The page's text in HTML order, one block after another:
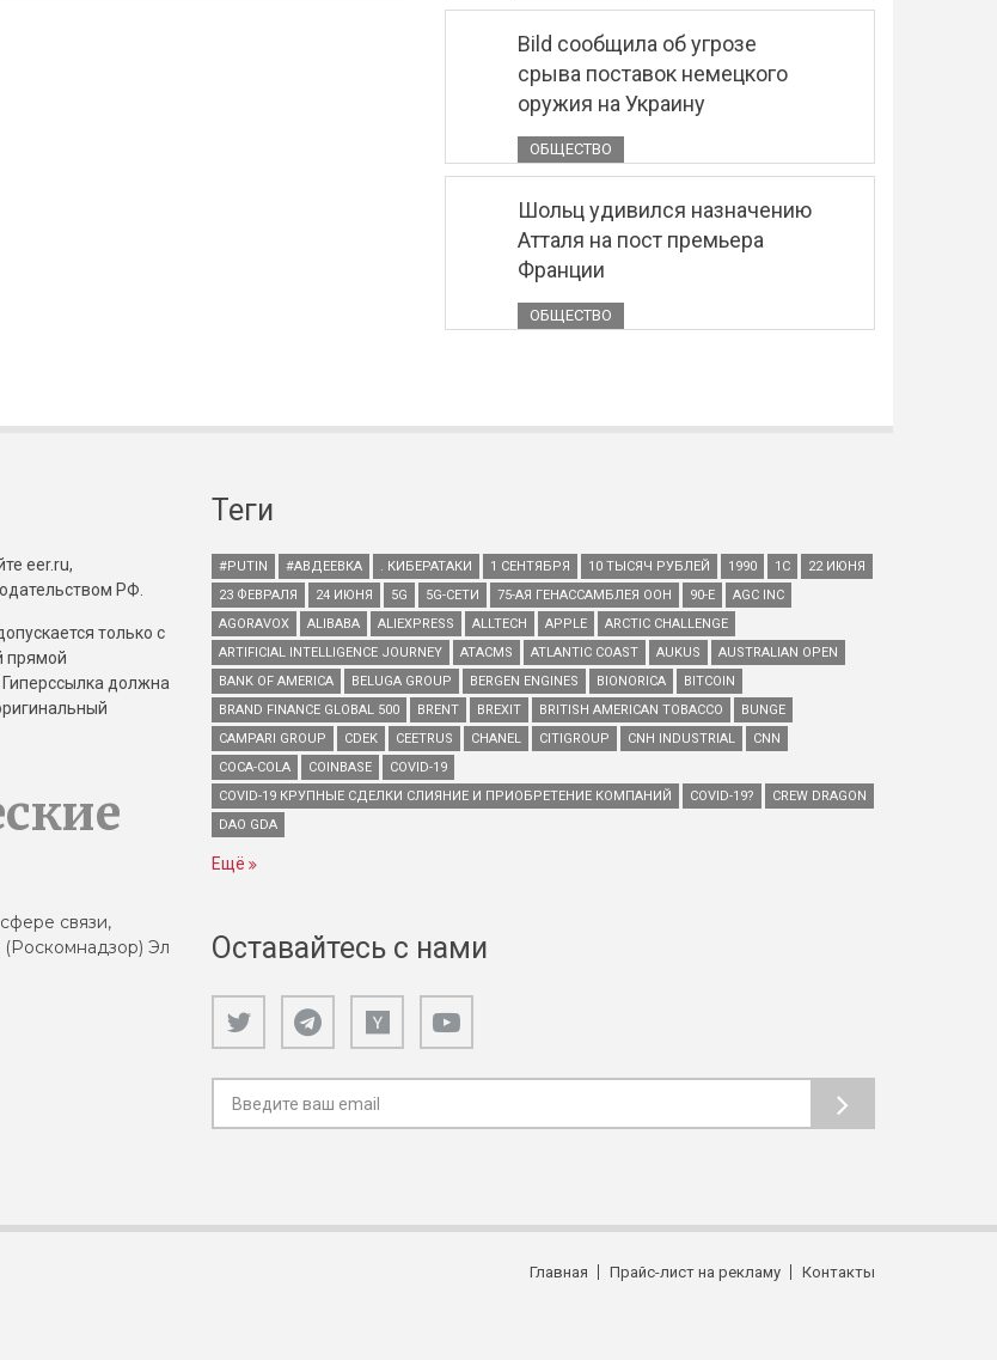
Bild сообщила об угрозе
срыва поставок немецкого
оружия на Украину
ОБЩЕСТВО
Шольц удивился назначению
Атталя на пост премьера
Франции
ОБЩЕСТВО
eer.ru,
РФ.
только с
прямой
Гиперссылка должна
связи,
Эл
Теги
#PUTIN #АВДЕЕВКА . КИБЕРАТАКИ 1 СЕНТЯБРЯ 10 ТЫСЯЧ РУБЛЕЙ 1990 1С
22 ИЮНЯ
23 ФЕВРАЛЯ
24 ИЮНЯ 5G 5G-СЕТИ 75-АЯ ГЕНАССАМБЛЕЯ ООН 90-Е
AGC INC
AGORAVOX
ALIBABA ALIEXPRESS ALLTECH APPLE
ARCTIC CHALLENGE
ARTIFICIAL INTELLIGENCE JOURNEY
ATACMS ATLANTIC COAST AUKUS
AUSTRALIAN OPEN
BANK OF AMERICA
BELUGA GROUP BERGEN ENGINES BIONORICA
BITCOIN
BRAND FINANCE GLOBAL 500
BRENT BREXIT BRITISH AMERICAN TOBACCO
BUNGE
CAMPARI GROUP
CDEK CEETRUS CHANEL CITIGROUP CNH INDUSTRIAL
CNN
COCA-COLA
COINBASE
COVID-19
COVID-19 КРУПНЫЕ СДЕЛКИ СЛИЯНИЕ И ПРИОБРЕТЕНИЕ КОМПАНИЙ
COVID-19?
CREW DRAGON
DAO GDA
Ещё
Оставайтесь с нами
Главная Прайс-лист на рекламу Контакты